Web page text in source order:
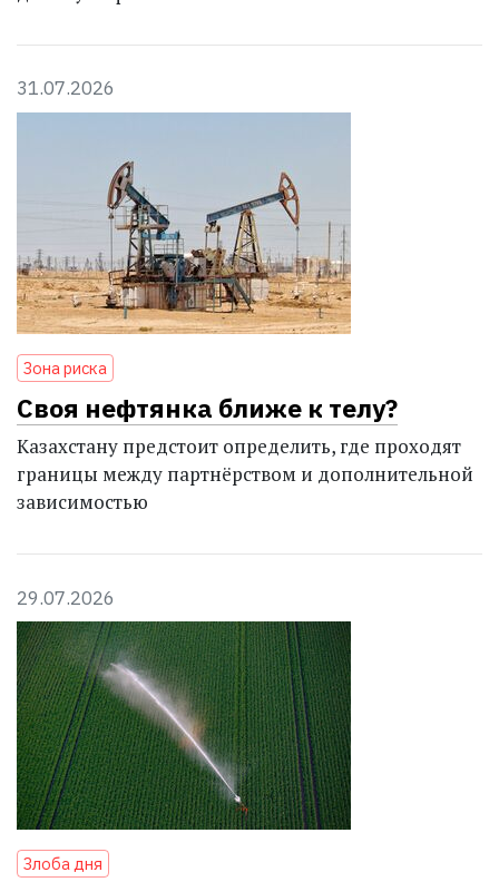
31.07.2026
Зона риска
Своя нефтянка ближе к телу?
Казахстану предстоит определить, где проходят
границы между партнёрством и дополнительной
зависимостью
29.07.2026
Злоба дня